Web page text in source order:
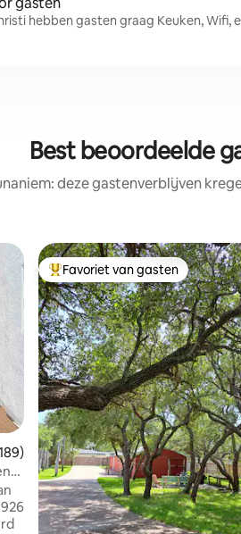
hebben gasten graag Keuken, Wifi,
Best beoordeelde
deze gastenverblijven
beoordeling van 4,97 op 5, 189
Topfavoriet van gasten
Favoriet van gasten